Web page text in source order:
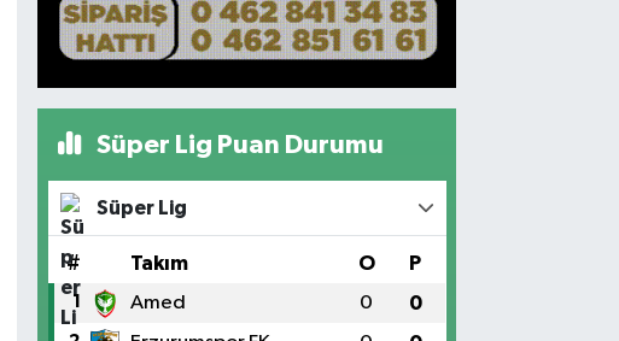
Süper Lig Puan Durumu
Süper Lig
# Takım O P
1 Amed 0 0